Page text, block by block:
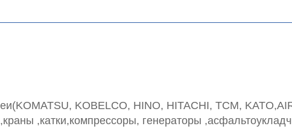
KOBELCO, HINO, HITACHI, TCM,
,катки,компрессоры, генераторы